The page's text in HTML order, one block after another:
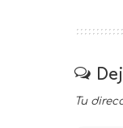
Tu